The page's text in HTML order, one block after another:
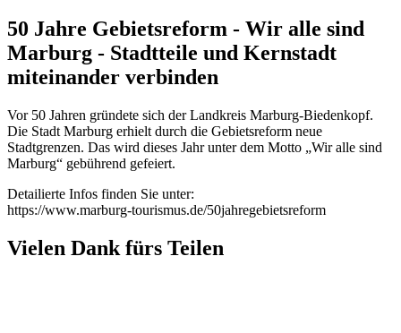
50 Jahre Gebietsreform - Wir alle sind
Marburg - Stadtteile und Kernstadt
miteinander verbinden
Vor 50 Jahren gründete sich der Landkreis Marburg-Biedenkopf.
Die Stadt Marburg erhielt durch die Gebietsreform neue
Stadtgrenzen. Das wird dieses Jahr unter dem Motto „Wir alle sind
Marburg“ gebührend gefeiert.
Detailierte Infos finden Sie unter:
https://www.marburg-tourismus.de/50jahregebietsreform
Vielen Dank fürs Teilen